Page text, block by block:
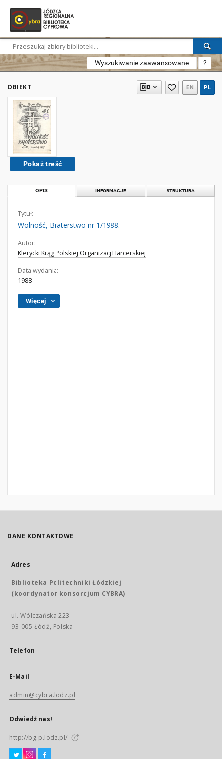
Wyszukiwanie zaawansowane ?
OBIEKT EN PL
Pokaż treść
OPIS INFORMACJE STRUKTURA
Tytuł:
Wolność, Braterstwo nr 1/1988.
Autor:
Klerycki Krąg Polskiej Organizacj Harcerskiej
Data wydania:
1988
Więcej
DANE KONTAKTOWE
Adres
Biblioteka Politechniki Łódzkiej
(koordynator konsorcjum CYBRA)
ul. Wólczańska 223
93-005 Łódź, Polska
Telefon
E-Mail
admin@cybra.lodz.pl
Odwiedź nas!
http://bg.p.lodz.pl/